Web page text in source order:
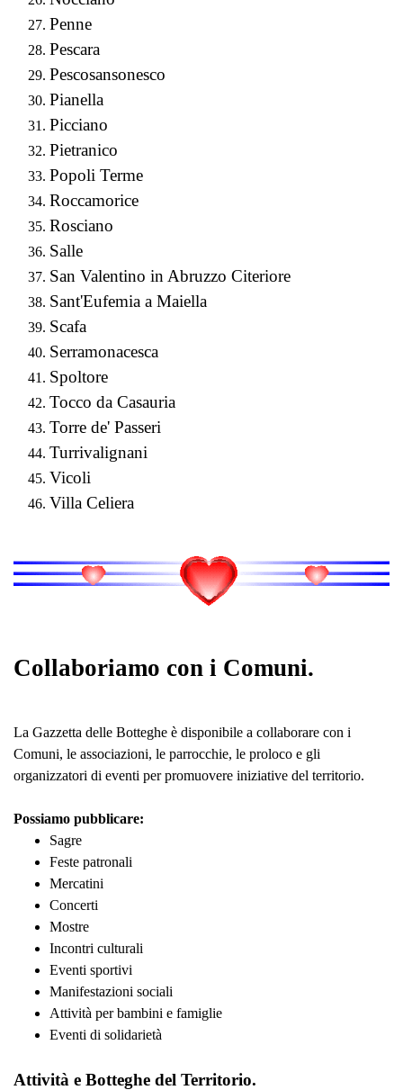
Penne
Pescara
Pescosansonesco
Pianella
Picciano
Pietranico
Popoli Terme
Roccamorice
Rosciano
Salle
San Valentino in Abruzzo Citeriore
Sant'Eufemia a Maiella
Scafa
Serramonacesca
Spoltore
Tocco da Casauria
Torre de' Passeri
Turrivalignani
Vicoli
Villa Celiera
Collaboriamo con i Comuni.
La Gazzetta delle Botteghe è disponibile a collaborare con i
Comuni, le associazioni, le parrocchie, le proloco e gli
organizzatori di eventi per promuovere iniziative del territorio.
Possiamo pubblicare:
Sagre
Feste patronali
Mercatini
Concerti
Mostre
Incontri culturali
Eventi sportivi
Manifestazioni sociali
Attività per bambini e famiglie
Eventi di solidarietà
Attività e Botteghe del Territorio.